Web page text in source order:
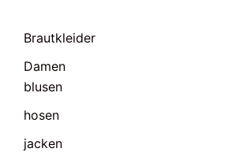
Brautkleider
Damen
blusen
hosen
jacken